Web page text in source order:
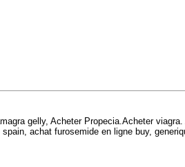
gelly, Acheter Propecia.Acheter
achat furosemide en ligne buy,